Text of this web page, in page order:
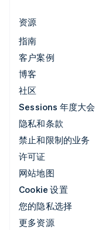
资源
指南
客户案例
博客
社区
Sessions 年度大会
隐私和条款
禁止和限制的业务
许可证
网站地图
Cookie 设置
您的隐私选择
更多资源